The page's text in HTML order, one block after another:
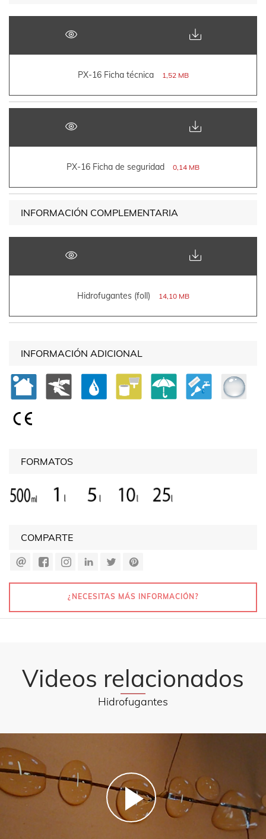
PX-16 Ficha técnica 1,52 MB
PX-16 Ficha de seguridad 0,14 MB
INFORMACIÓN COMPLEMENTARIA
Hidrofugantes (foll) 14,10 MB
INFORMACIÓN ADICIONAL
FORMATOS
COMPARTE
¿NECESITAS MÁS INFORMACIÓN?
Videos relacionados
Hidrofugantes